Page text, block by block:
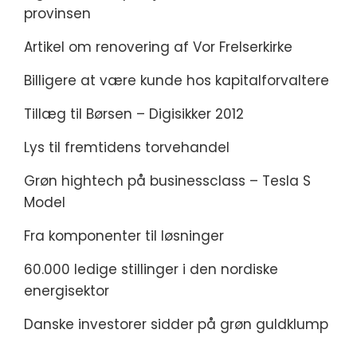
provinsen
Artikel om renovering af Vor Frelserkirke
Billigere at være kunde hos kapitalforvaltere
Tillæg til Børsen – Digisikker 2012
Lys til fremtidens torvehandel
Grøn hightech på businessclass – Tesla S
Model
Fra komponenter til løsninger
60.000 ledige stillinger i den nordiske
energisektor
Danske investorer sidder på grøn guldklump